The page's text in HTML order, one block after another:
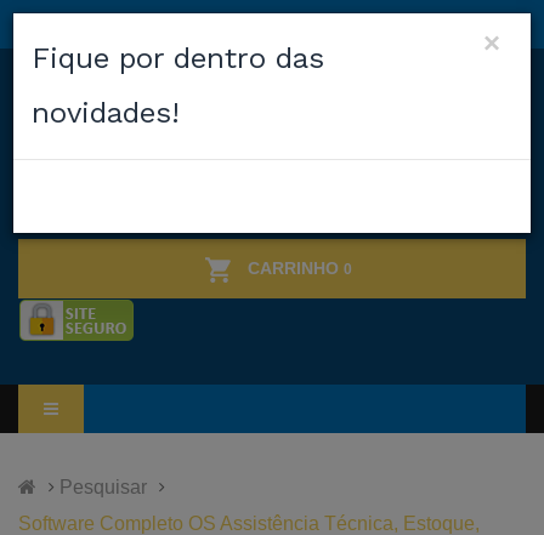
×
Fique por dentro das
novidades!
CARRINHO 0
Pesquisar
Software Completo OS Assistência Técnica, Estoque,